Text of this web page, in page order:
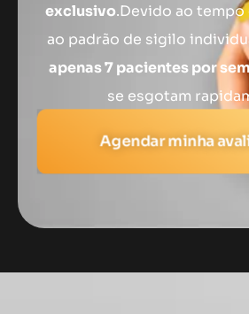
exclusivo.Devido ao tempo
ao padrão de sigilo
apenas 7 pacientes por
se esgotam
Agendar minha